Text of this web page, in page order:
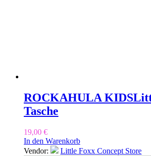
ROCKAHULA KIDS
Tasche
19,00 €
In den Warenkorb
Vendor:
Little Foxx Concept Store